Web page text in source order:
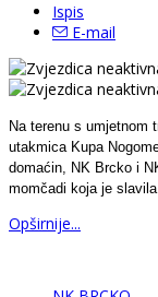
Ispis
E-mail
Na terenu s umjetnom
utakmica Kupa
domaćin, NK Brcko i
momčadi koja je
Opširnije...